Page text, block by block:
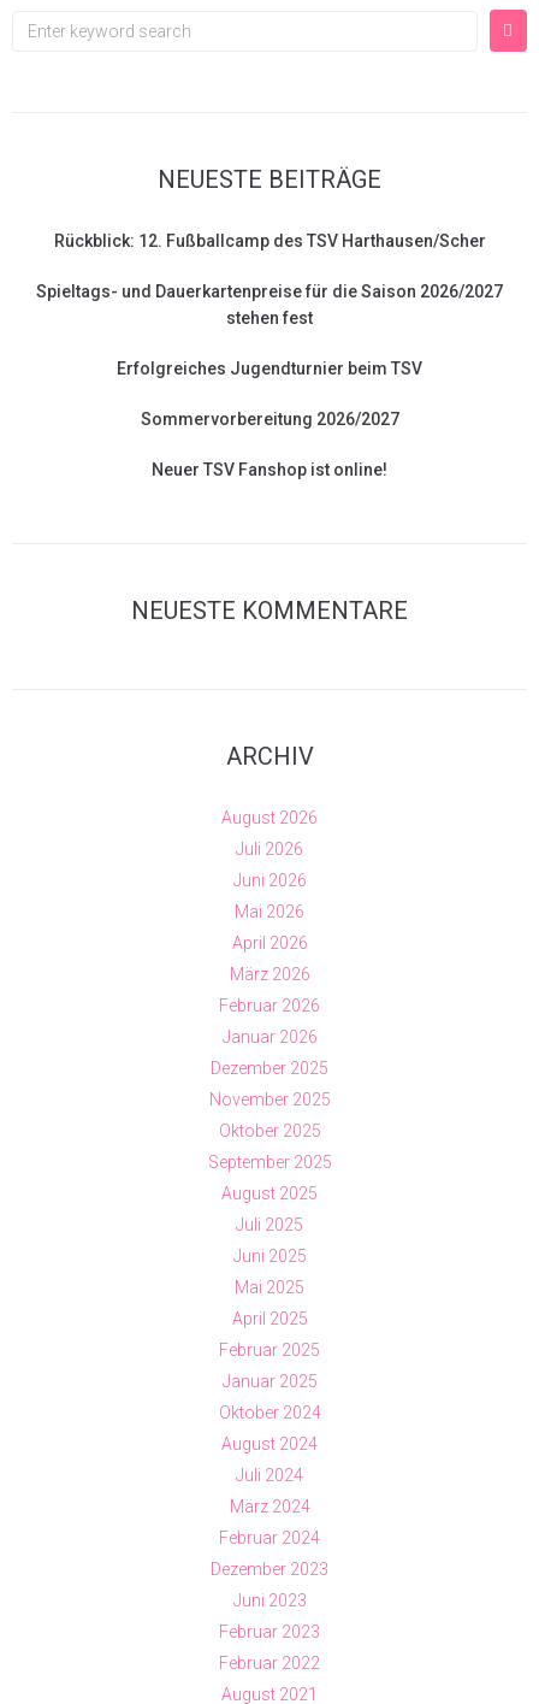
NEUESTE BEITRÄGE
Rückblick: 12. Fußballcamp des TSV Harthausen/Scher
Spieltags- und Dauerkartenpreise für die Saison 2026/2027
stehen fest
Erfolgreiches Jugendturnier beim TSV
Sommervorbereitung 2026/2027
Neuer TSV Fanshop ist online!
NEUESTE KOMMENTARE
ARCHIV
August 2026
Juli 2026
Juni 2026
Mai 2026
April 2026
März 2026
Februar 2026
Januar 2026
Dezember 2025
November 2025
Oktober 2025
September 2025
August 2025
Juli 2025
Juni 2025
Mai 2025
April 2025
Februar 2025
Januar 2025
Oktober 2024
August 2024
Juli 2024
März 2024
Februar 2024
Dezember 2023
Juni 2023
Februar 2023
Februar 2022
August 2021